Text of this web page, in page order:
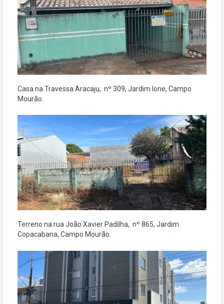
Casa na Travessa Aracaju, nº 309, Jardim Ione, Campo
Mourão.
Terreno na rua João Xavier Padilha, nº 865, Jardim
Copacabana, Campo Mourão.